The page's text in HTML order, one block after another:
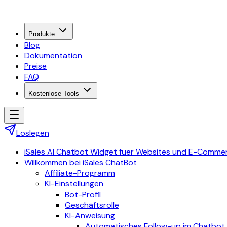
Produkte
Blog
Dokumentation
Preise
FAQ
Kostenlose Tools
Loslegen
iSales AI Chatbot Widget fuer Websites und E-
Willkommen bei iSales ChatBot
Affiliate-Programm
KI-Einstellungen
Bot-Profil
Geschäftsrolle
KI-Anweisung